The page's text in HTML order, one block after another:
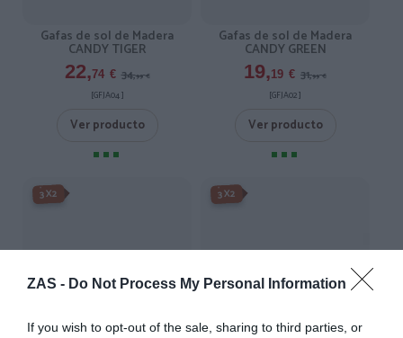
ZAS - Do Not Process My Personal Information
If you wish to opt-out of the sale, sharing to third parties, or
Gafas de sol de Madera
CANDY TIGER
22,74 € 34,99 €
[GFJA04 ]
Ver producto
Gafas de sol de Madera
CANDY GREEN
19,19 € 31,99 €
[GFJA02 ]
Ver producto
-3X2%
3X2 -3X2%
3X2